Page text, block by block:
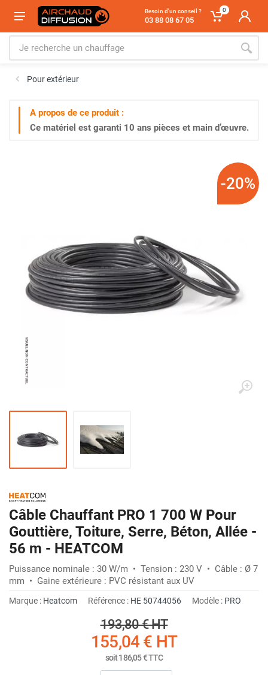
Besoin d'un conseil ?
03 88 08 67 05
0
Pour extérieur
A propos de ce produit :
Ce matériel est garanti 10 ans pièces et main d’œuvre.
-20%
Câble Chauffant PRO 1 700 W Pour
Gouttière, Toiture, Serre, Béton, Allée -
56 m - HEATCOM
Puissance nominale : 30 W/m • Tension : 230 V • Câble : Ø 7
mm • Gaine extérieure : PVC résistant aux UV
Marque : Heatcom Référence : HE 50744056 Modèle : PRO
193,80 €HT
155,04 € HT
soit186,05 €TTC